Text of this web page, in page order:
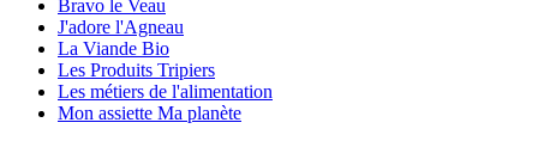
Bravo le Veau
J'adore l'Agneau
La Viande Bio
Les Produits Tripiers
Les métiers de l'alimentation
Mon assiette Ma planète